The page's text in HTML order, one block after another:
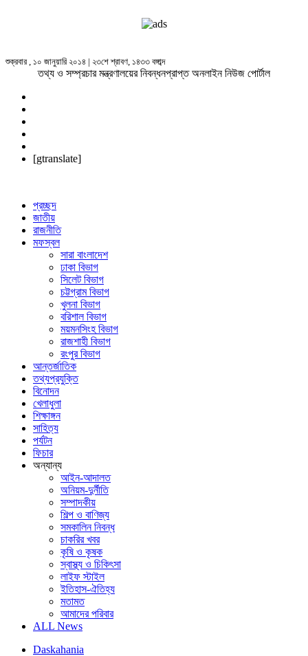
শুক্রবার , ১০ জানুয়ারি ২০১৪ | ২৩শে শ্রাবণ, ১৪৩৩ বঙ্গাব্দ
তথ্য ও সম্প্রচার মন্ত্রণালয়ের নিবন্ধনপ্রাপ্ত অনলাইন নিউজ পোর্টাল
[gtranslate]
প্রচ্ছদ
জাতীয়
রাজনীতি
মফস্বল
সারা বাংলাদেশ
ঢাকা বিভাগ
সিলেট বিভাগ
চট্টগ্রাম বিভাগ
খুলনা বিভাগ
বরিশাল বিভাগ
ময়মনসিংহ বিভাগ
রাজশাহী বিভাগ
রংপুর বিভাগ
আন্তর্জাতিক
তথ্যপ্রযুক্তি
বিনোদন
খেলাধুলা
শিক্ষাঙ্গন
সাহিত্য
পর্যটন
ফিচার
অন্যান্য
আইন-আদালত
অনিয়ম-দুর্নীতি
সম্পাদকীয়
শিল্প ও বাণিজ্য
সমকালিন নিবন্ধ
চাকরির খবর
কৃষি ও কৃষক
স্বাস্থ্য ও চিকিৎসা
লাইফ স্টাইল
ইতিহাস-ঐতিহ্য
মতামত
আমাদের পরিবার
ALL News
Daskahania